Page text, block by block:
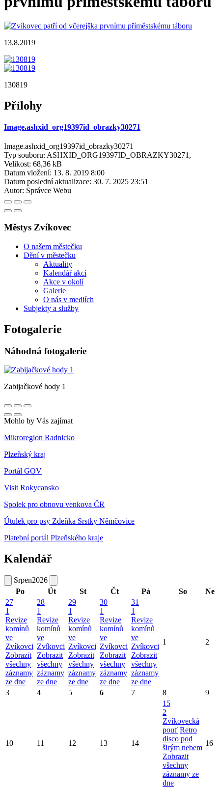
13.8.2019
130819
Přílohy
Image.ashxid_org19397id_obrazky30271
Image.ashxid_org19397id_obrazky30271
Typ souboru: ASHXID_ORG19397ID_OBRAZKY30271,
Velikost: 68,36 kB
Datum vložení: 13. 8. 2019 8:00
Datum poslední aktualizace: 30. 7. 2025 23:51
Autor: Správce Webu
Městys Zvíkovec
O našem městečku
Dění v městečku
Aktuality
Kalendář akcí
Akce v okolí
Galerie
O nás v mediích
Subjekty a služby
Fotogalerie
Náhodná fotogalerie
Zabijačkové hody 1
Mohlo by Vás zajímat
Mikroregion Radnicko
Plzeňský kraj
Portál GOV
Visit Rokycansko
Spolek pro obnovu venkova ČR
Útulek pro psy Zdeňka Srstky Němčovice
Platební portál Plzeňského kraje
Kalendář
Srpen2026
Po
Út St Čt Pá So
Ne
27
1
Revize
komínů
ve
Zvíkovci
Zobrazit
všechny
záznamy
ze dne
28
1
Revize
komínů
ve
Zvíkovci
Zobrazit
všechny
záznamy
ze dne
29
1
Revize
komínů
ve
Zvíkovci
Zobrazit
všechny
záznamy
ze dne
30
1
Revize
komínů
ve
Zvíkovci
Zobrazit
všechny
záznamy
ze dne
31
1
Revize
komínů
ve
Zvíkovci
Zobrazit
všechny
záznamy
ze dne
1 2
3 4 5 6 7 8 9
10 11 12 13 14
15
2
Zvíkovecká
pouť Retro
disco pod
širým nebem
Zobrazit
všechny
záznamy ze
dne
16